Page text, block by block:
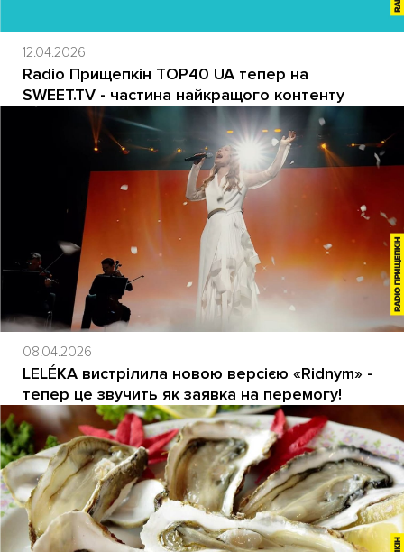
12.04.2026
Radio Прищепкін TOP40 UA тепер на
SWEET.TV - частина найкращого контенту
08.04.2026
LELÉKA вистрілила новою версією «Ridnym» -
тепер це звучить як заявка на перемогу!